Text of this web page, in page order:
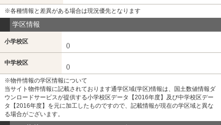
※各種情報と差異がある場合は現況優先となります
学区情報
小学校区
()
中学校区
()
※物件情報の学区情報について
当サイト物件情報に記載されております通学区域(学区)情報は、国土数値情報ダ
ウンロードサービスが提供する小学校区データ【2016年度】及び中学校区デー
タ【2016年度】を元に加工したものですので、記載情報が現在の学区域と異な
る場合がございます。